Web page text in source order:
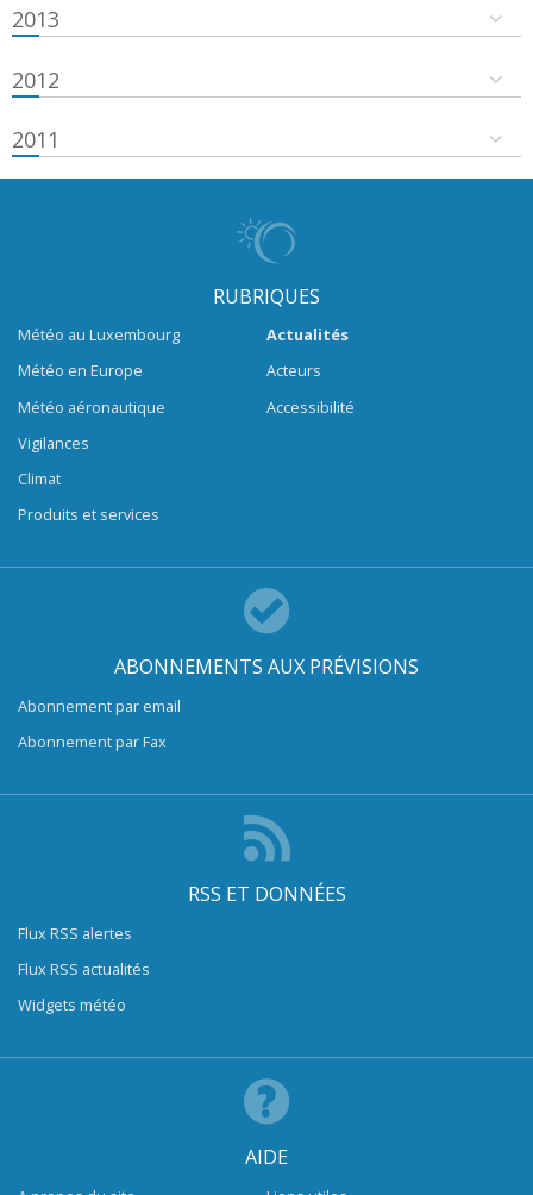
2013
2012
2011
RUBRIQUES
Météo au Luxembourg
Météo en Europe
Météo aéronautique
Vigilances
Climat
Produits et services
Actualités
Acteurs
Accessibilité
ABONNEMENTS AUX PRÉVISIONS
Abonnement par email
Abonnement par Fax
RSS ET DONNÉES
Flux RSS alertes
Flux RSS actualités
Widgets météo
AIDE